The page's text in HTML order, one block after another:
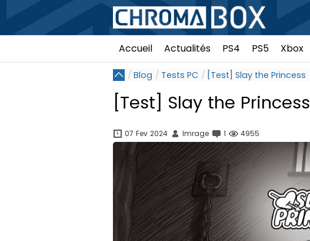
Accueil Actualités PS4 PS5 Xbox
Blog Tests PC [Test] Slay the Princess
[Test] Slay the Princess
07 Fev 2024 Imrage 1 4955